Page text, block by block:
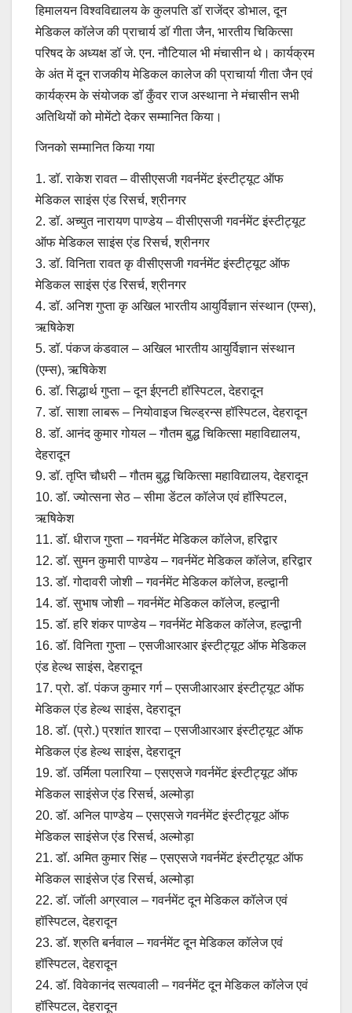
हिमालयन विश्वविद्यालय के कुलपति डॉ राजेंद्र डोभाल, दून
मेडिकल कॉलेज की प्राचार्य डॉ गीता जैन, भारतीय चिकित्सा
परिषद के अध्यक्ष डॉ जे. एन. नौटियाल भी मंचासीन थे। कार्यक्रम
के अंत में दून राजकीय मेडिकल कालेज की प्राचार्या गीता जैन एवं
कार्यक्रम के संयोजक डॉ कुँवर राज अस्थाना ने मंचासीन सभी
अतिथियों को मोमेंटो देकर सम्मानित किया।
जिनको सम्मानित किया गया
1. डॉ. राकेश रावत – वीसीएसजी गवर्नमेंट इंस्टीट्यूट ऑफ
मेडिकल साइंस एंड रिसर्च, श्रीनगर
2. डॉ. अच्युत नारायण पाण्डेय – वीसीएसजी गवर्नमेंट इंस्टीट्यूट
ऑफ मेडिकल साइंस एंड रिसर्च, श्रीनगर
3. डॉ. विनिता रावत कृ वीसीएसजी गवर्नमेंट इंस्टीट्यूट ऑफ
मेडिकल साइंस एंड रिसर्च, श्रीनगर
4. डॉ. अनिश गुप्ता कृ अखिल भारतीय आयुर्विज्ञान संस्थान (एम्स),
ऋषिकेश
5. डॉ. पंकज कंडवाल – अखिल भारतीय आयुर्विज्ञान संस्थान
(एम्स), ऋषिकेश
6. डॉ. सिद्धार्थ गुप्ता – दून ईएनटी हॉस्पिटल, देहरादून
7. डॉ. साशा लाबरू – नियोवाइज चिल्ड्रन्स हॉस्पिटल, देहरादून
8. डॉ. आनंद कुमार गोयल – गौतम बुद्ध चिकित्सा महाविद्यालय,
देहरादून
9. डॉ. तृप्ति चौधरी – गौतम बुद्ध चिकित्सा महाविद्यालय, देहरादून
10. डॉ. ज्योत्सना सेठ – सीमा डेंटल कॉलेज एवं हॉस्पिटल,
ऋषिकेश
11. डॉ. धीराज गुप्ता – गवर्नमेंट मेडिकल कॉलेज, हरिद्वार
12. डॉ. सुमन कुमारी पाण्डेय – गवर्नमेंट मेडिकल कॉलेज, हरिद्वार
13. डॉ. गोदावरी जोशी – गवर्नमेंट मेडिकल कॉलेज, हल्द्वानी
14. डॉ. सुभाष जोशी – गवर्नमेंट मेडिकल कॉलेज, हल्द्वानी
15. डॉ. हरि शंकर पाण्डेय – गवर्नमेंट मेडिकल कॉलेज, हल्द्वानी
16. डॉ. विनिता गुप्ता – एसजीआरआर इंस्टीट्यूट ऑफ मेडिकल
एंड हेल्थ साइंस, देहरादून
17. प्रो. डॉ. पंकज कुमार गर्ग – एसजीआरआर इंस्टीट्यूट ऑफ
मेडिकल एंड हेल्थ साइंस, देहरादून
18. डॉ. (प्रो.) प्रशांत शारदा – एसजीआरआर इंस्टीट्यूट ऑफ
मेडिकल एंड हेल्थ साइंस, देहरादून
19. डॉ. उर्मिला पलारिया – एसएसजे गवर्नमेंट इंस्टीट्यूट ऑफ
मेडिकल साइंसेज एंड रिसर्च, अल्मोड़ा
20. डॉ. अनिल पाण्डेय – एसएसजे गवर्नमेंट इंस्टीट्यूट ऑफ
मेडिकल साइंसेज एंड रिसर्च, अल्मोड़ा
21. डॉ. अमित कुमार सिंह – एसएसजे गवर्नमेंट इंस्टीट्यूट ऑफ
मेडिकल साइंसेज एंड रिसर्च, अल्मोड़ा
22. डॉ. जॉली अग्रवाल – गवर्नमेंट दून मेडिकल कॉलेज एवं
हॉस्पिटल, देहरादून
23. डॉ. श्रुति बर्नवाल – गवर्नमेंट दून मेडिकल कॉलेज एवं
हॉस्पिटल, देहरादून
24. डॉ. विवेकानंद सत्यवाली – गवर्नमेंट दून मेडिकल कॉलेज एवं
हॉस्पिटल, देहरादून